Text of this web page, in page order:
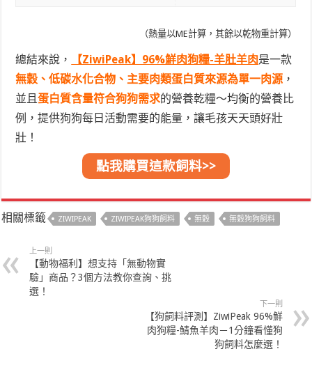
（熱量以ME計算，其餘以乾物重計算）
總結來說， 【ZiwiPeak】96%鮮肉狗糧-羊肚羊肉是一款
無穀、低碳水化合物、主要肉類蛋白質來源為單一肉源 ，
並且蛋白質含量符合狗狗需求的營養乾糧～均衡的營養比
例，提供狗狗每日活動需要的能量，讓毛孩天天頭好壯
壯！
點我購買這款飼料>>
相關標籤 ZIWIPEAK ZIWIPEAK狗狗飼料 無穀 無穀狗狗飼料
上一則
【動物福利】想支持「無動物實
驗」商品？3個方法教你查詢、挑
選！
下一則
【狗飼料評測】ZiwiPeak 96%鮮
肉狗糧-鯖魚羊肉－1分鐘看懂狗
狗飼料怎麼選！